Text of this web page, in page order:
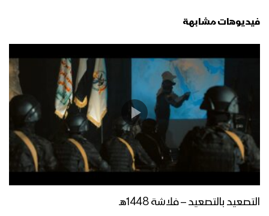
فيديوهات مشابهة
التصعيد بالتصعيد – فلاشة 1448هـ